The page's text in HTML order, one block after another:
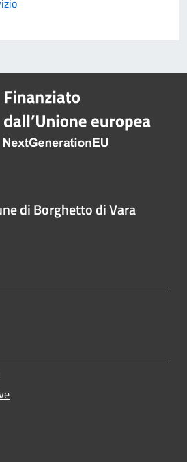
di Borghetto di Vara